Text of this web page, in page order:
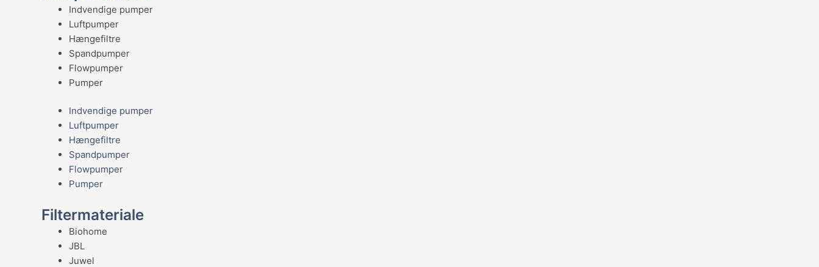
Indvendige pumper
Luftpumper
Hængefiltre
Spandpumper
Flowpumper
Pumper
Indvendige pumper
Luftpumper
Hængefiltre
Spandpumper
Flowpumper
Pumper
Filtermateriale
Biohome
JBL
Juwel